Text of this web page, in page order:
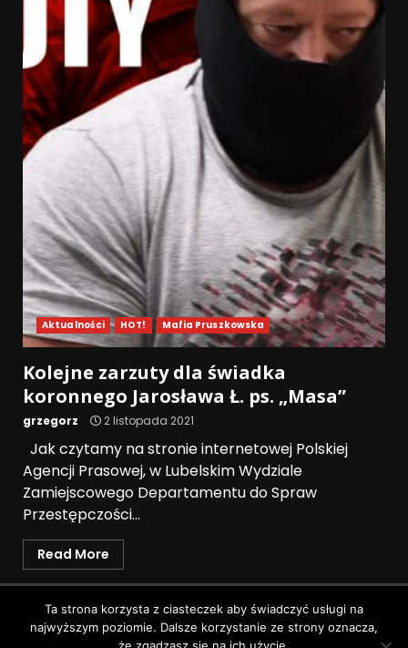
Aktualności HOT! Mafia Pruszkowska
Kolejne zarzuty dla świadka
koronnego Jarosława Ł. ps. „Masa”
grzegorz 2 listopada 2021
Jak czytamy na stronie internetowej Polskiej
Agencji Prasowej, w Lubelskim Wydziale
Zamiejscowego Departamentu do Spraw
Przestępczości...
Read More
Polityka prywatności
Wszystkie prawa zastrzeżone © Pruszków News
Ta strona korzysta z ciasteczek aby świadczyć usługi na
najwyższym poziomie. Dalsze korzystanie ze strony oznacza,